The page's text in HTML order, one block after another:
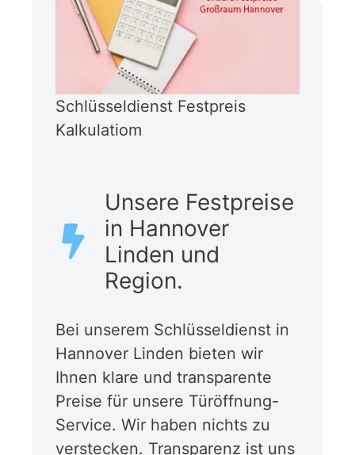
Schlüsseldienst Festpreis
Kalkulatiom
Unsere Festpreise
in Hannover
Linden und
Region.
Bei unserem Schlüsseldienst in
Hannover Linden bieten wir
Ihnen klare und transparente
Preise für unsere Türöffnung-
Service. Wir haben nichts zu
verstecken. Transparenz ist uns